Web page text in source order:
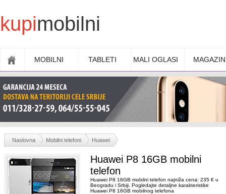
kupimobilni
MOBILNI TABLETI MALI OGLASI MAGAZIN
Naslovna Mobilni telefoni Huawei
Huawei P8 16GB mobilni
telefon
Huawei P8 16GB mobilni telefon najniža cena: 235 € u
Beogradu i Srbiji. Pogledajte detaljne karakteristike
Huawei P8 16GB mobilnog telefona